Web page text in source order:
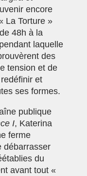
encore
La Torture »
48h à la
laquelle
des
tension et de
et
ses formes.
publique
I, Katerina
ferme
débarrasser
du
avant tout «